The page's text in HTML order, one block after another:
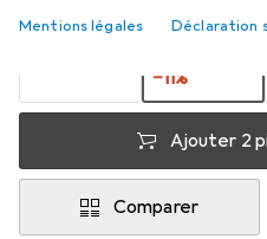
Mentions légales Déclaration
EUR
11,49
EUR
10,18
−11%
Ajouter 2
Comparer